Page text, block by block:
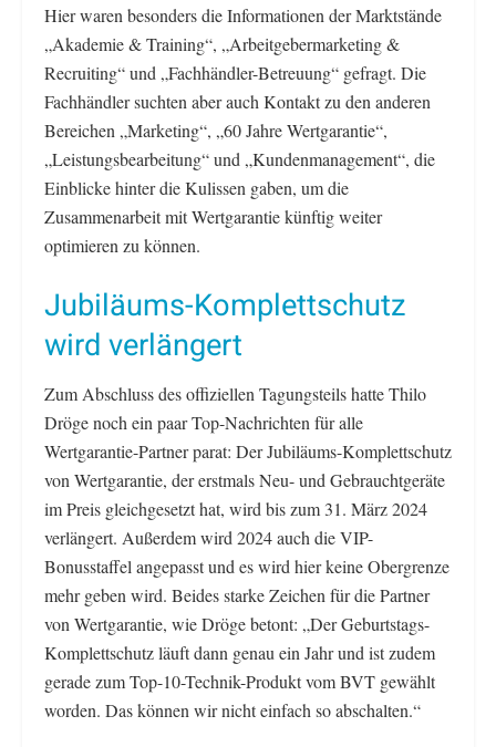
Hier waren besonders die Informationen der Marktstände
„Akademie & Training“, „Arbeitgebermarketing &
Recruiting“ und „Fachhändler-Betreuung“ gefragt. Die
Fachhändler suchten aber auch Kontakt zu den anderen
Bereichen „Marketing“, „60 Jahre Wertgarantie“,
„Leistungsbearbeitung“ und „Kundenmanagement“, die
Einblicke hinter die Kulissen gaben, um die
Zusammenarbeit mit Wertgarantie künftig weiter
optimieren zu können.
Jubiläums-Komplettschutz
wird verlängert
Zum Abschluss des offiziellen Tagungsteils hatte Thilo
Dröge noch ein paar Top-Nachrichten für alle
Wertgarantie-Partner parat: Der Jubiläums-Komplettschutz
von Wertgarantie, der erstmals Neu- und Gebrauchtgeräte
im Preis gleichgesetzt hat, wird bis zum 31. März 2024
verlängert. Außerdem wird 2024 auch die VIP-
Bonusstaffel angepasst und es wird hier keine Obergrenze
mehr geben wird. Beides starke Zeichen für die Partner
von Wertgarantie, wie Dröge betont: „Der Geburtstags-
Komplettschutz läuft dann genau ein Jahr und ist zudem
gerade zum Top-10-Technik-Produkt vom BVT gewählt
worden. Das können wir nicht einfach so abschalten.“